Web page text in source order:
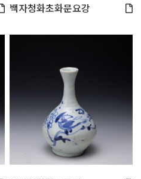
백자청화초화문요강